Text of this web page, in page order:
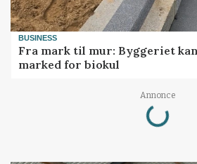
BUSINESS
Fra mark til mur: Byggeriet
marked for biokul
Annonce
Loading...